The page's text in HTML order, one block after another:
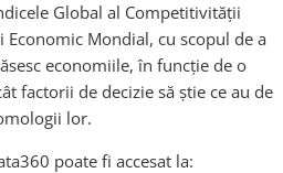
Global al Competitivității
Mondial, cu scopul de a
economiile, în funcție de o
factorii de decizie să știe ce au de
lor.
poate fi accesat la: